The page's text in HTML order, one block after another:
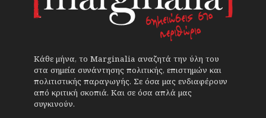
Κάθε μήνα, το Marginalia αναζητά την ύλη του
στα σημεία συνάντησης πολιτικής, επιστημών και
πολιτιστικής παραγωγής. Σε όσα μας ενδιαφέρουν
από κριτική σκοπιά. Και σε όσα απλά μας
συγκινούν.